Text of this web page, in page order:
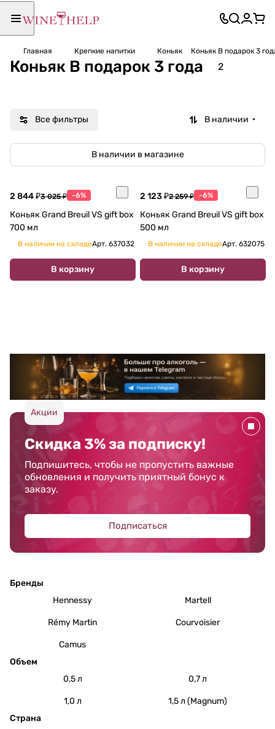
Главная Крепкие напитки Коньяк Коньяк В подарок 3
Коньяк В подарок 3 года 2
Все фильтры В наличии
В наличии в магазине
2 844 ₽3 025 ₽ -6%
Коньяк Grand Breuil VS gift box
700 мл
В наличии на складеАрт. 637032
В корзину
2 123 ₽2 259 ₽ -6%
Коньяк Grand Breuil VS gift box
500 мл
В наличии на складеАрт. 632075
В корзину
Акции
Скидка 3% за подписку!
Подпишитесь, чтобы не пропустить важные
обновления и получить приятный бонус к
заказу.
Подписаться
Бренды
Hennessy
Martell
Rémy Martin Courvoisier
Camus
Объем
0,5 л
0,7 л
1,0 л
1,5 л (Magnum)
Страна